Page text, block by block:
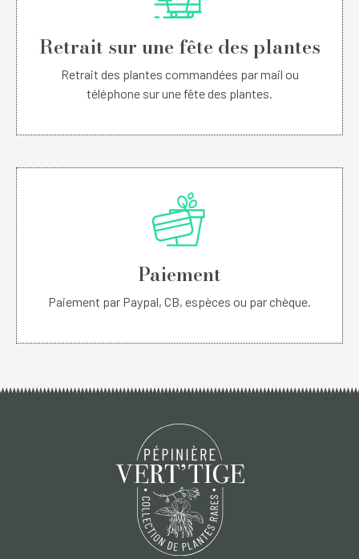
Retrait sur une fête des plantes
Retrait des plantes commandées par mail ou
téléphone sur une fête des plantes.
Paiement
Paiement par Paypal, CB, espèces ou par chèque.